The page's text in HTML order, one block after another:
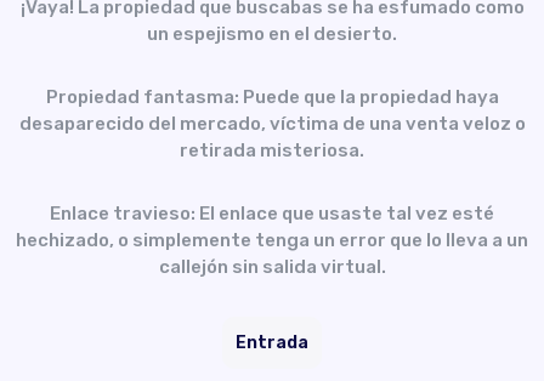
¡Vaya! La propiedad que buscabas se ha esfumado como
un espejismo en el desierto.
Propiedad fantasma: Puede que la propiedad haya
desaparecido del mercado, víctima de una venta veloz o
retirada misteriosa.
Enlace travieso: El enlace que usaste tal vez esté
hechizado, o simplemente tenga un error que lo lleva a un
callejón sin salida virtual.
Entrada